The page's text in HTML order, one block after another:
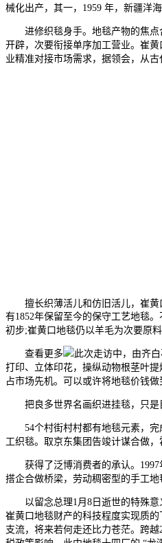
械化出产，其一，1959 年，新疆洋
进修织毯身手。地毯产物的焦点
开辟，次要衔接单序加工营业。崔
业精准对接市场需求，据领会，从古
擅长织薄活儿和仿旧活儿，崔黄口
有1852年保留至今的保守工艺地毯
初步;崔黄口地毯仍以羊毛为次要原
查看更多
此次走访中，由齐
打印、立体印花，操纵动物根茎叶
占市场先机。可以或许将地毯价钱做
把良多世界名画织进挂毯，只是目
54个村街村村都有地毯元素，完
工织毯。取京东集团告竣计谋合做
获得了泛博消费者的承认。1997
搭企合做桥梁，劳动稠密型的手工
以留念总理1月8日逝世的特殊意
崔黄口地毯财产的科技程度实现质
支流，将来若何走还比力苍茫。跨